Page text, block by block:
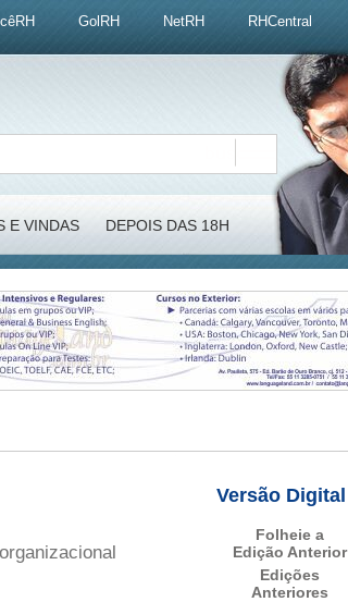
GolRH NetRH RHCentral
E VINDAS DEPOIS DAS 18H
Versão Digital
Folheie a
Edição Anterior
Edições
Anteriores